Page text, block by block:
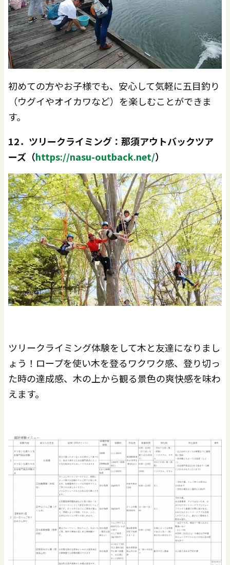
初めての方やお子様でも、安心して気軽に五目釣り
（ウグイやオイカワなど）を楽しむことができま
す。
12．ツリークライミング：那須アウトバックツア
ーズ（https://nasu-outback.net/）
ツリークライミング体験をして木と友達になりまし
ょう！ロープを使い木を登るワクワク感、登り切っ
た時の達成感、木の上から観る景色の爽快感を味わ
えます。